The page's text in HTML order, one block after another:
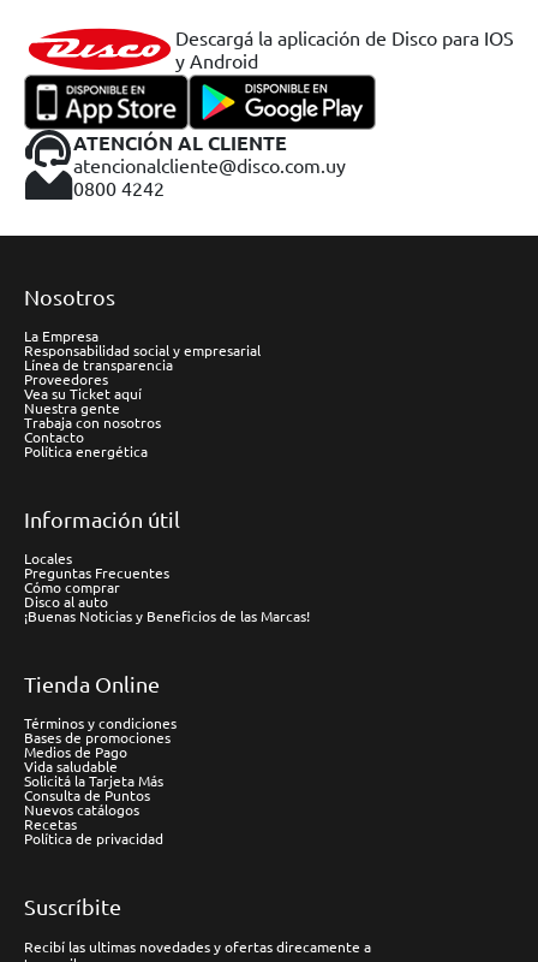
Descargá la aplicación de Disco para IOS
y Android
ATENCIÓN AL CLIENTE
atencionalcliente@disco.com.uy
0800 4242
Nosotros
La Empresa
Responsabilidad social y empresarial
Línea de transparencia
Proveedores
Vea su Ticket aquí
Nuestra gente
Trabaja con nosotros
Contacto
Política energética
Información útil
Locales
Preguntas Frecuentes
Cómo comprar
Disco al auto
¡Buenas Noticias y Beneficios de las Marcas!
Tienda Online
Términos y condiciones
Bases de promociones
Medios de Pago
Vida saludable
Solicitá la Tarjeta Más
Consulta de Puntos
Nuevos catálogos
Recetas
Política de privacidad
Suscríbite
Recibí las ultimas novedades y ofertas direcamente a